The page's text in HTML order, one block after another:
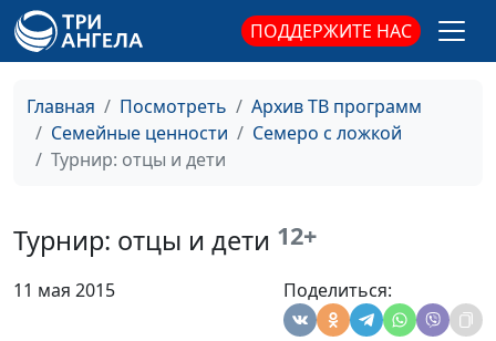
ПОДДЕРЖИТЕ НАС
Главная Посмотреть
Архив ТВ программ
Семейные ценности
Семеро с ложкой
Турнир: отцы и дети
Турнир: отцы и дети 12+
11 мая 2015 Поделиться:
Ольга Феофанова,
Татьяна Тимонина
Воспитание до
рождения
Анна Ронжина, Ирина
Остапенко, Людмила
Неровня, Елена
Викторова (кулинар)
дети
Гончар (педагог
-психолог), Светлана